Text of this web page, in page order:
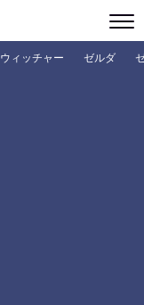
ウィッチャー ゼルダ